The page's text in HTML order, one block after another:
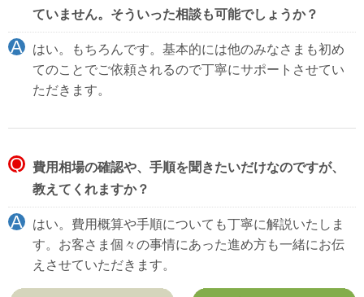
ていません。そういった相談も可能でしょうか？
はい。もちろんです。基本的には他のみなさまも初め
てのことでご依頼されるので丁寧にサポートさせてい
ただきます。
費用相場の確認や、手順を聞きたいだけなのですが、
教えてくれますか？
はい。費用概算や手順についても丁寧に解説いたしま
す。お客さま個々の事情にあった進め方も一緒にお伝
えさせていただきます。